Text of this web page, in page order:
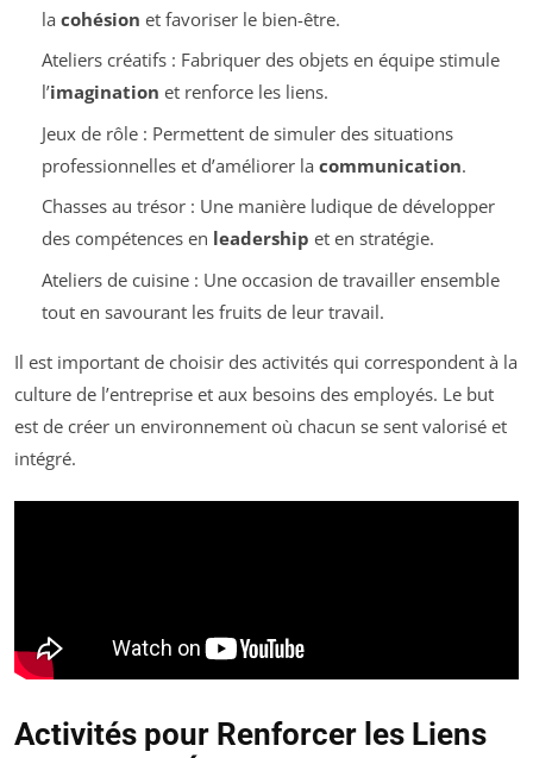
la cohésion et favoriser le bien-être.
Ateliers créatifs : Fabriquer des objets en équipe stimule
l’imagination et renforce les liens.
Jeux de rôle : Permettent de simuler des situations
professionnelles et d’améliorer la communication.
Chasses au trésor : Une manière ludique de développer
des compétences en leadership et en stratégie.
Ateliers de cuisine : Une occasion de travailler ensemble
tout en savourant les fruits de leur travail.
Il est important de choisir des activités qui correspondent à la
culture de l’entreprise et aux besoins des employés. Le but
est de créer un environnement où chacun se sent valorisé et
intégré.
Activités pour Renforcer les Liens